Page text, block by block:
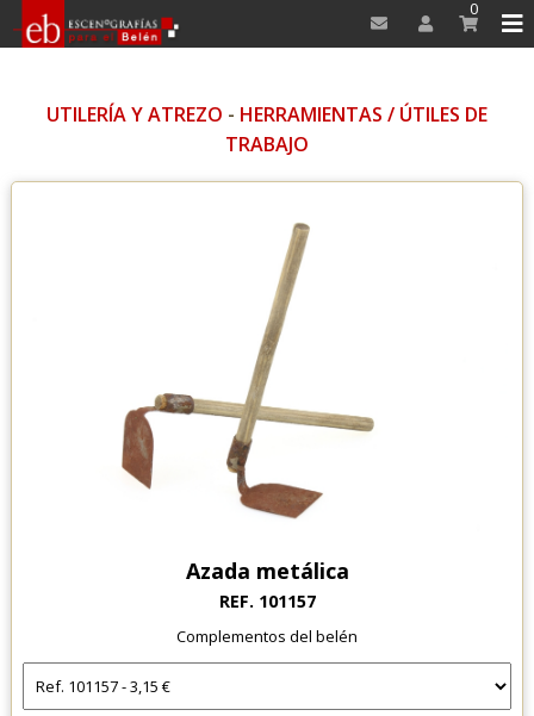
0
UTILERÍA Y ATREZO - HERRAMIENTAS / ÚTILES DE
TRABAJO
Azada metálica
REF. 101157
Complementos del belén